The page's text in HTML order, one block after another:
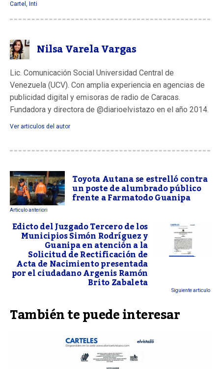
Cartel , Inti
Nilsa Varela Vargas
Lic. Comunicación Social Universidad Central de
Venezuela (UCV). Con amplia experiencia en agencias de
publicidad digital y emisoras de radio de Caracas.
Fundadora y directora de @diarioelvistazo en el año 2014.
Ver articulos del autor
Toyota Autana se estrelló contra
un poste de alumbrado público
frente a Farmatodo Guanipa
Articulo anteriori
Edicto del Juzgado Tercero de los
Municipios Simón Rodríguez y
Guanipa en atención a la
Solicitud de Rectificación de
Acta de Nacimiento presentada
por el ciudadano Argenis Ramón
Brito Zabaleta Siguiente articulo
También te puede interesar